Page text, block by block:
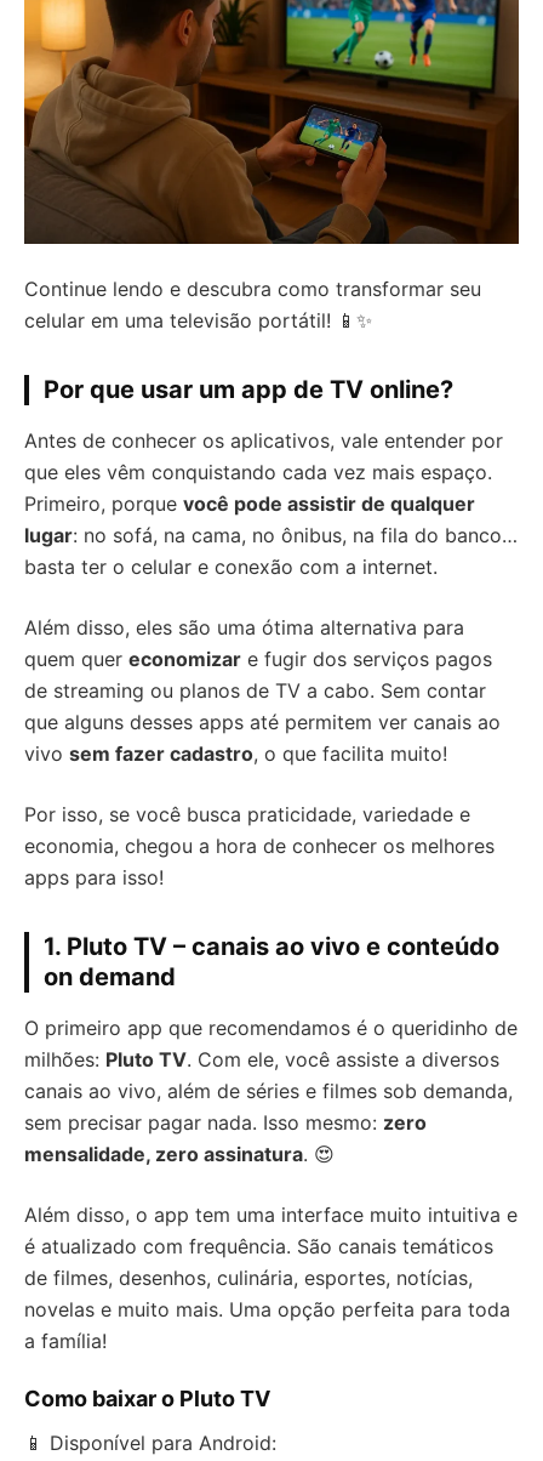
Continue lendo e descubra como transformar seu
celular em uma televisão portátil! 📱✨
Por que usar um app de TV online?
Antes de conhecer os aplicativos, vale entender por
que eles vêm conquistando cada vez mais espaço.
Primeiro, porque você pode assistir de qualquer
lugar: no sofá, na cama, no ônibus, na fila do banco…
basta ter o celular e conexão com a internet.
Além disso, eles são uma ótima alternativa para
quem quer economizar e fugir dos serviços pagos
de streaming ou planos de TV a cabo. Sem contar
que alguns desses apps até permitem ver canais ao
vivo sem fazer cadastro, o que facilita muito!
Por isso, se você busca praticidade, variedade e
economia, chegou a hora de conhecer os melhores
apps para isso!
1. Pluto TV – canais ao vivo e conteúdo
on demand
O primeiro app que recomendamos é o queridinho de
milhões: Pluto TV. Com ele, você assiste a diversos
canais ao vivo, além de séries e filmes sob demanda,
sem precisar pagar nada. Isso mesmo: zero
mensalidade, zero assinatura. 😍
Além disso, o app tem uma interface muito intuitiva e
é atualizado com frequência. São canais temáticos
de filmes, desenhos, culinária, esportes, notícias,
novelas e muito mais. Uma opção perfeita para toda
a família!
Como baixar o Pluto TV
📱 Disponível para Android: